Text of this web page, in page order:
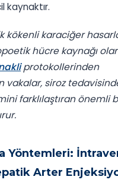
kaynaktır.
kökenli karaciğer
hücre kaynağı
protokollerinden
vakalar, siroz
farklılaştıran önemli
Yöntemleri:
Arter